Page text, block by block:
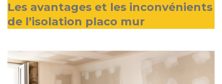
Les avantages et les inconvénients
de l’isolation placo mur